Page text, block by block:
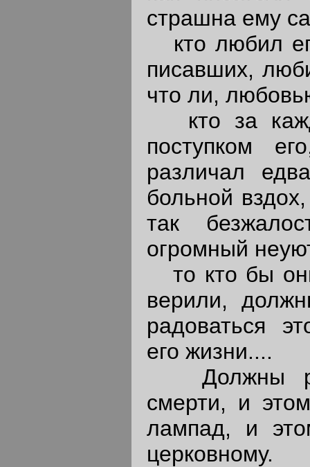
страшна ему
кто любил
писавших,
что ли,
кто за
поступком
различал
больной
так
огромный
то кто бы
верили,
радоваться
его жизни....
Должны
смерти, и
лампад, и
церковному.